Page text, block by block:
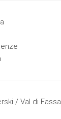
/ Val di Fassa